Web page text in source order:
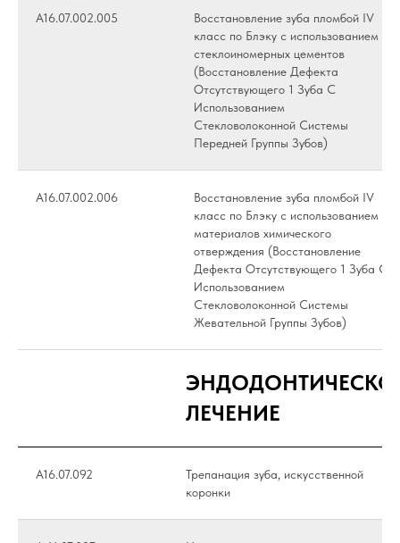
А16.07.002.005
Восстановление зуба пломбой IV
класс по Блэку с использованием
стеклоиномерных цементов
(Восстановление Дефекта
Отсутствующего 1 Зуба С
Использованием
Стекловолоконной Системы
Передней Группы Зубов)
А16.07.002.006
Восстановление зуба пломбой IV
класс по Блэку с использованием
материалов химического
отверждения (Восстановление
Дефекта Отсутствующего 1 Зуба С
Использованием
Стекловолоконной Системы
Жевательной Группы Зубов)
ЛЕЧЕНИЕ
A16.07.092
Трепанация зуба, искусственной
коронки